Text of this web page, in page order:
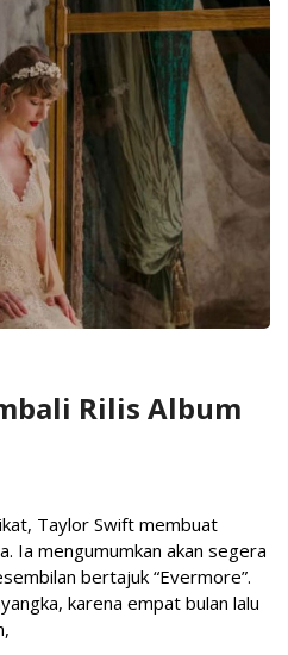
Rilis Album
Taylor Swift membuat
Ia mengumumkan akan segera
bertajuk “Evermore”.
karena empat bulan lalu